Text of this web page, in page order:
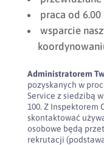
praca od 6.00
wsparcie
Administratorem
pozyskanych w
Service z siedzibą w
100. Z Inspektorem
skontaktować
osobowe będą
rekrutacji